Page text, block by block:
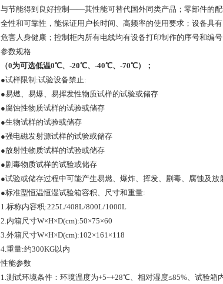
与节能得到良好控制——其性能可替代国外同类产品；零部件的
全性和可靠性，能保证用户长时间、高频率的使用要求；设备具
危害人身健康；控制柜内所有电线均有设备打印制作的序号和编号
参数规格
（0为可选低温0℃、-20℃、-40℃、-70℃）
；
●试样限制:试验设备禁止:
●易燃、易爆、易挥发性物质试样的试验或储存
●腐蚀性物质试样的试验或储存
●生物试样的试验或储存
●强电磁发射源试样的试验或储存
●放射性物质试样的试验或储存
●剧毒物质试样的试验或储存
●试验或储存过程中可能产生易燃、爆炸、挥发、剧毒、腐蚀及
●标准型恒温恒湿试验箱容积、尺寸和重量:
1.标称内容积:225L/408L/800L/1000L
2.内箱尺寸W×H×D(cm):50×75×60
3.外箱尺寸W×H×D(cm):102×161×118
4.重量:约300KG以内
性能参数
1.测试环境条件：环境温度为+5~+28℃、相对湿度≤85%、试验箱